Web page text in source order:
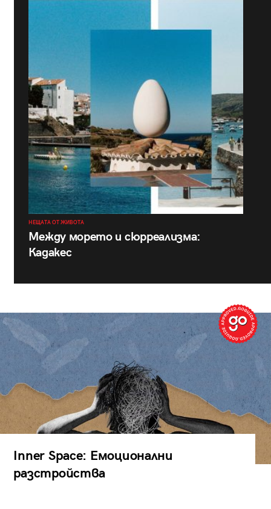
НЕЩАТА ОТ ЖИВОТА
Между морето и сюрреализма:
Кадакес
Inner Space: Емоционални
разстройства